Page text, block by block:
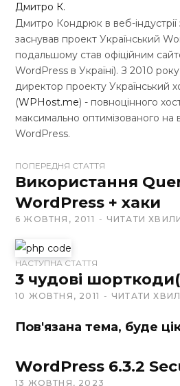
Дмитро К.
Дмитро Кондрюк в веб-
заснував проект Український
подальшому став офіційним
WordPress в Україні). З 2010
директор проекту Український
(WPHost.me) - повноцінного
максимально оптимізованого на
WordPress.
W
e
b
s
i
e
ПОПЕРЕДНЯ СТАТТЯ
Використання
WordPress + хаки
6 ЖОВТНЯ, 2011 ЧИТАТИ
НАСТУПНА СТАТТЯ
3 чудові
10 ЖОВТНЯ, 2011 ЧИТАТИ
Пов'язана тема, буде
WordPress 6.3.2
13 ЖОВТНЯ, 2023